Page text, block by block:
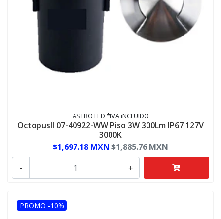
ASTRO LED *IVA iNCLUIDO
OctopusII 07-40922-WW Piso 3W 300Lm IP67 127V
3000K
$1,697.18 MXN $1,885.76 MXN
+
-
PROMO -10%